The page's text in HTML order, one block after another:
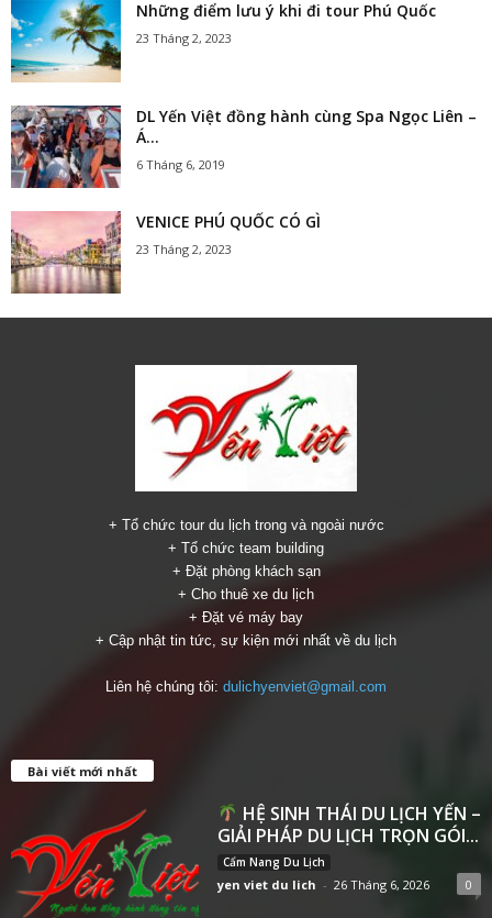
Những điểm lưu ý khi đi tour Phú Quốc
23 Tháng 2, 2023
DL Yến Việt đồng hành cùng Spa Ngọc Liên –
Á...
6 Tháng 6, 2019
VENICE PHÚ QUỐC CÓ GÌ
23 Tháng 2, 2023
+ Tổ chức tour du lịch trong và ngoài nước
+ Tổ chức team building
+ Đặt phòng khách sạn
+ Cho thuê xe du lịch
+ Đặt vé máy bay
+ Cập nhật tin tức, sự kiện mới nhất về du lịch
Liên hệ chúng tôi: dulichyenviet@gmail.com
Bài viết mới nhất
HỆ SINH THÁI DU LỊCH YẾN –
GIẢI PHÁP DU LỊCH TRỌN GÓI...
Cẩm Nang Du Lịch
yen viet du lich - 26 Tháng 6, 2026 0